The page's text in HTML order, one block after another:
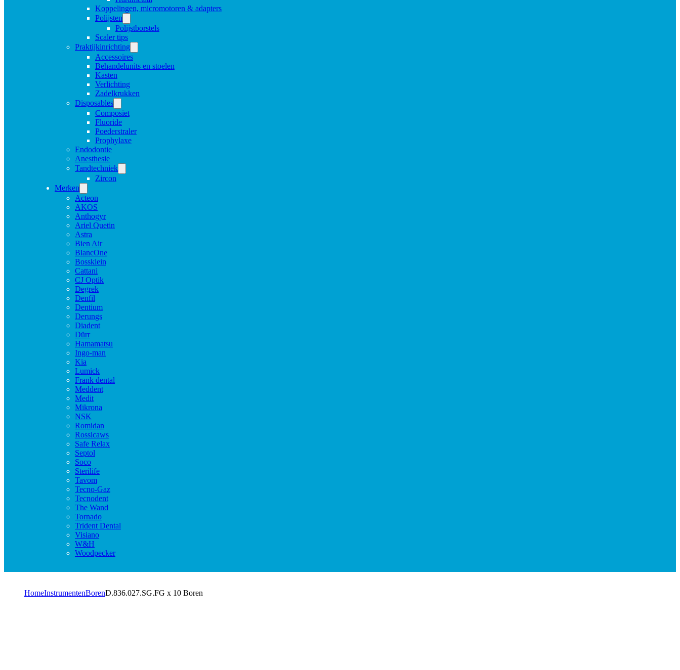
Koppelingen, micromotoren & adapters
Polijsten
Polijstborstels
Scaler tips
Praktijkinrichting
Accessoires
Behandelunits en stoelen
Kasten
Verlichting
Zadelkrukken
Disposables
Composiet
Fluoride
Poederstraler
Prophylaxe
Endodontie
Anesthesie
Tandtechniek
Zircon
Merken
Acteon
AKOS
Anthogyr
Ariel Quetin
Astra
Bien Air
BlancOne
Bossklein
Cattani
CJ Optik
Degrek
Denfil
Dentium
Derungs
Diadent
Dürr
Hamamatsu
Ingo-man
Kia
Lumick
Frank dental
Meddent
Medit
Mikrona
NSK
Romidan
Rossicaws
Safe Relax
Septol
Soco
Sterilife
Tavom
Tecno-Gaz
Tecnodent
The Wand
Tornado
Trident Dental
Visiano
W&H
Woodpecker
HomeInstrumentenBorenD.836.027.SG.FG x 10 Boren